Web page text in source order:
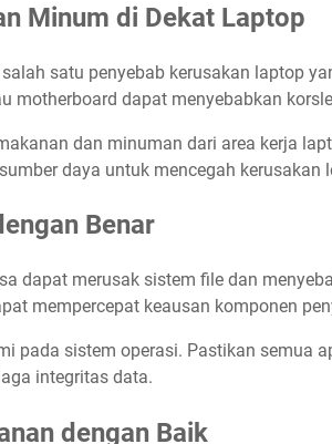
Minum di Dekat Laptop
satu penyebab kerusakan laptop
motherboard dapat menyebabkan
dan minuman dari area kerja
daya untuk mencegah kerusakan
Benar
dapat merusak sistem file dan
mempercepat keausan komponen
pada sistem operasi. Pastikan semua
integritas data.
dengan Baik